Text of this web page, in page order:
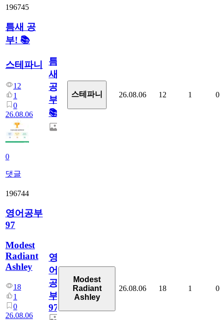
196745
틈새 공
부! 📚
스테파니
12
1
0
26.08.06
0
댓글
틈
새
공
부!
📚
스테파니 26.08.06 12 1 0
196744
영어공부
97
Modest
Radiant
Ashley
18
1
0
26.08.06
영
어
공
부
97
Modest
Radiant
Ashley
26.08.06 18 1 0